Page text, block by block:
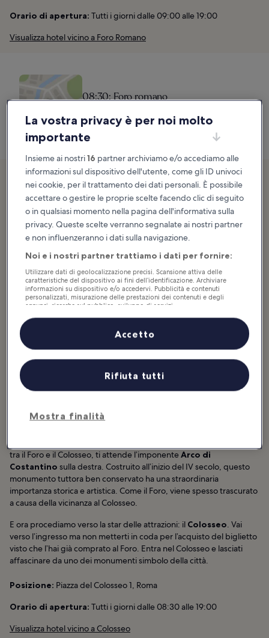
Orario di apertura: Tutti i giorni dalle 09:00 alle 19:00
Visualizza hotel vicino a Foro Romano
08:30: Foro romano
Mappa
2. 09:30: Colosseo
Ideale per:Storia
tra il Foro e il Colosseo, ti attende l’imponenteArco di
Costantino sulla destra. Costruito all’inizio del IV secolo, questo
monumento tuttora ben conservato ha una straordinaria
importanza storica e artistica. Come il Foro, viene spesso trascurato
a causa della vicinanza al Colosseo.
E ora procediamo verso la star delle attrazioni: il Colosseo. Vai
verso l’ingresso ma non metterti in coda per l’acquisto del biglietto
visto che l’hai già comprato al Foro. Entra nel Colosseo e lasciati
affascinare da uno dei monumenti simbolo della città.
Posizione: Piazza del Colosseo 1, Roma
Orario di apertura: Tutti i giorni dalle 08:30 alle 19:00
Visualizza hotel vicino a Colosseo
La vostra privacy è per noi molto
importante
Insieme ai nostri16 partner archiviamo e/o accediamo alle
informazioni sul dispositivo dell'utente, come gli ID univoci
nei cookie, per il trattamento dei dati personali. È possibile
accettare o gestire le proprie scelte facendo clic di seguito
o in qualsiasi momento nella pagina dell'informativa sulla
privacy. Queste scelte verranno segnalate ai nostri partner
e non influenzeranno i dati sulla navigazione.
Noi e i nostri partner trattiamo i dati per fornire:
Utilizzare dati di geolocalizzazione precisi. Scansione attiva delle
caratteristiche del dispositivo ai fini dell’identificazione. Archiviare
informazioni su dispositivo e/o accedervi. Pubblicità e contenuti
personalizzati, misurazione delle prestazioni dei contenuti e degli
annunci, ricerche sul pubblico, sviluppo di servizi.
Elenco dei partner (fornitori)
Mostra finalità
Rifiuta tutti
Accetto